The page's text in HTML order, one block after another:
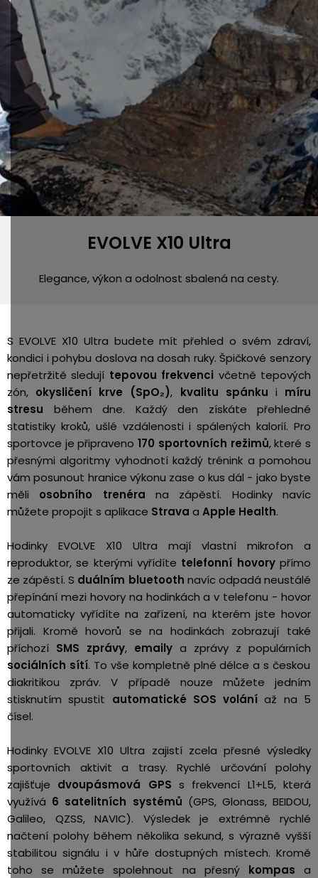
EVOLVE X10 Ultra
Elegance, výkon a odolnost sbalená na cesty.
S EVOLVE X10 Ultra budete mít přehled o svém zdraví,
kondici i pohybu doslova na dosah ruky. Špičkové senzory
nepřetržitě sledují tepovou frekvenci včetně tepových
zón, okysličení krve (SpO₂), kvalitu spánku i míru
stresu během dne. Každý den získáte přehledné
statistiky kroků, ušlé vzdálenosti i spálených kalorií. Pro
sportovce je připraveno170 sportovních režimů, které s
přesnými algoritmy vyhodnotí každý trénink a pomohou
vám posunout hranice výkonu zase o kus dál - jako byste
měli osobního trenéra na zápěstí. Hodinky navíc
můžete propojit s aplikace Strava a Apple Health.
Hodinky EVOLVE X10 Ultra mají vlastní mikrofon a
reproduktor, se kterými vyřídíte telefonní hovorypřímo
ze zápěstí. S duálním bluetooth navíc odpadá neustálé
přepínání mezi hovory na hodinkách a v telefonu - hovor
automaticky vyřídíte na zařízení, na kterém jste hovor
přijali. Kromě hovorů se na hodinkách zobrazují také
příchozí SMS zprávy, emaily a zprávy z populárních
sociálních sítí. To vše kompletně plné délce a s českou
diakritikou zpráv. V případě nouze můžete jedním
stisknutím spustit automatické SOS volání až na 5
čísel.
Hodinky EVOLVE X10 Ultra zajistí zcela přesné výsledky
sportovních aktivit a trasy. Rychlé určování polohy
zajišťuje dvoupásmová GPS s frekvencí L1+L5, která
využívá 6 satelitních systémů (GPS, Glonass, BEIDOU,
Galileo, QZSS, NAVIC). Výsledek je extrémně rychlé
načtení polohy během několika sekund, s výrazně vyšší
stabilitou signálu i v hůře dostupných místech. Kromě
toho se můžete spolehnout na přesný kompas a